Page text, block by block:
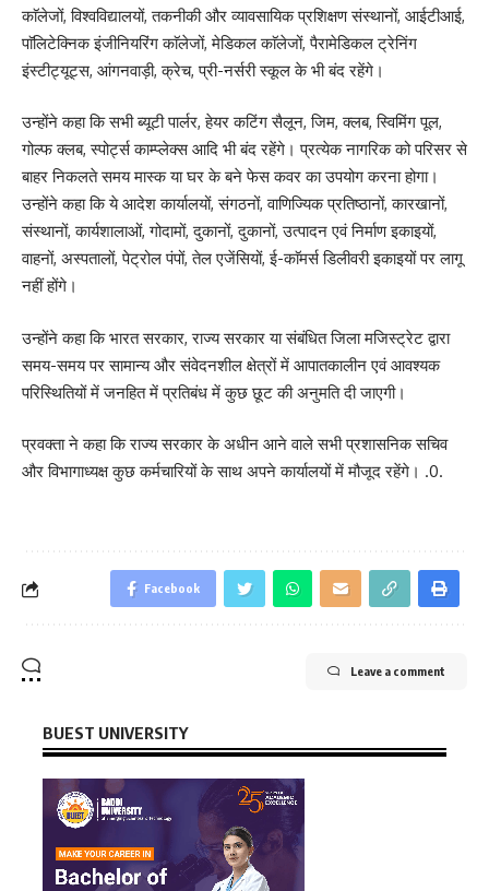
काॅलेजों, विश्वविद्यालयों, तकनीकी और व्यावसायिक प्रशिक्षण संस्थानों, आईटीआई,
पाॅलिटेक्निक इंजीनियरिंग काॅलेजों, मेडिकल काॅलेजों, पैरामेडिकल ट्रेनिंग
इंस्टीट्यूट्स, आंगनवाड़ी, क्रेच, प्री-नर्सरी स्कूल के भी बंद रहेंगे।
उन्होंने कहा कि सभी ब्यूटी पार्लर, हेयर कटिंग सैलून, जिम, क्लब, स्विमिंग पूल,
गोल्फ क्लब, स्पोर्ट्स काम्प्लेक्स आदि भी बंद रहेंगे। प्रत्येक नागरिक को परिसर से
बाहर निकलते समय मास्क या घर के बने फेस कवर का उपयोग करना होगा।
उन्होंने कहा कि ये आदेश कार्यालयों, संगठनों, वाणिज्यिक प्रतिष्ठानों, कारखानों,
संस्थानों, कार्यशालाओं, गोदामों, दुकानों, दुकानों, उत्पादन एवं निर्माण इकाइयों,
वाहनों, अस्पतालों, पेट्रोल पंपों, तेल एजेंसियों, ई-काॅमर्स डिलीवरी इकाइयों पर लागू
नहीं होंगे।
उन्होंने कहा कि भारत सरकार, राज्य सरकार या संबंधित जिला मजिस्ट्रेट द्वारा
समय-समय पर सामान्य और संवेदनशील क्षेत्रों में आपातकालीन एवं आवश्यक
परिस्थितियों में जनहित में प्रतिबंध में कुछ छूट की अनुमति दी जाएगी।
प्रवक्ता ने कहा कि राज्य सरकार के अधीन आने वाले सभी प्रशासनिक सचिव
और विभागाध्यक्ष कुछ कर्मचारियों के साथ अपने कार्यालयों में मौजूद रहेंगे। .0.
Facebook
Leave a comment
BUEST UNIVERSITY